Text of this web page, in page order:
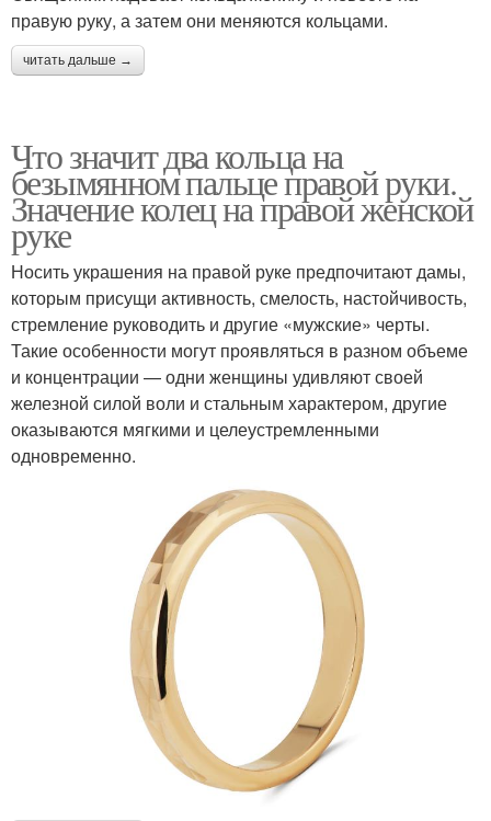
правую руку, а затем они меняются кольцами.
читать дальше →
Что значит два кольца на
безымянном пальце правой руки.
Значение колец на правой женской
руке
Носить украшения на правой руке предпочитают дамы,
которым присущи активность, смелость, настойчивость,
стремление руководить и другие «мужские» черты.
Такие особенности могут проявляться в разном объеме
и концентрации — одни женщины удивляют своей
железной силой воли и стальным характером, другие
оказываются мягкими и целеустремленными
одновременно.